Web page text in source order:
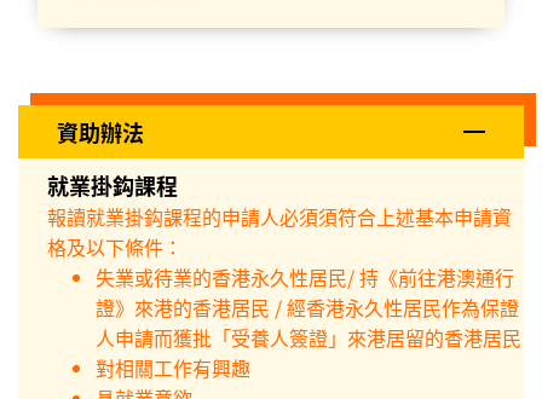
資助辦法
就業掛鈎課程
報讀就業掛鈎課程的申請人必須須符合上述基本申請資
格及以下條件：
失業或待業的香港永久性居民/ 持《前往港澳通行
證》來港的香港居民 / 經香港永久性居民作為保證
人申請而獲批「受養人簽證」來港居留的香港居民
對相關工作有興趣